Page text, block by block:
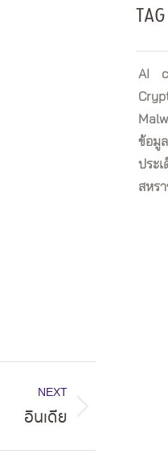
NEXT
อินเดีย
AI
ข้อมู
ประ
สหร